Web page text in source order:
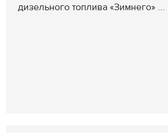
дизельного топлива «Зимнего» ...